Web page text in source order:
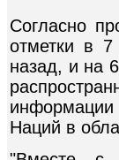
Согласно
отметки в
назад, и на
Наций в